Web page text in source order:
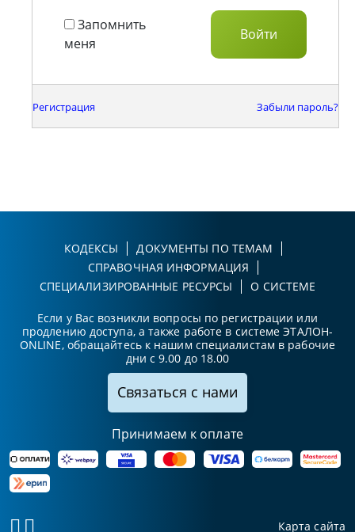
Запомнить
меня
Регистрация Забыли пароль?
КОДЕКСЫ
ДОКУМЕНТЫ ПО ТЕМАМ
СПРАВОЧНАЯ ИНФОРМАЦИЯ
СПЕЦИАЛИЗИРОВАННЫЕ РЕСУРСЫ
О СИСТЕМЕ
Если у Вас возникли вопросы по регистрации или
продлению доступа, а также работе в системе ЭТАЛОН-
ONLINE, обращайтесь к нашим специалистам в рабочие
дни с 9.00 до 18.00
Связаться с нами
Принимаем к оплате
Карта сайта